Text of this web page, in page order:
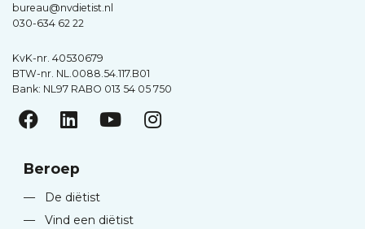
bureau@nvdietist.nl
030-634 62 22
KvK-nr. 40530679
BTW-nr. NL.0088.54.117.B01
Bank: NL97 RABO 013 54 05 750
Beroep
—
De diëtist
—
Vind een diëtist